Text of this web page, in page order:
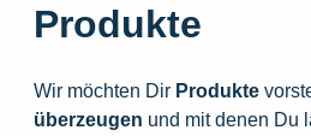
Produkte
Wir möchten Dir Produkte
überzeugen und mit denen Du